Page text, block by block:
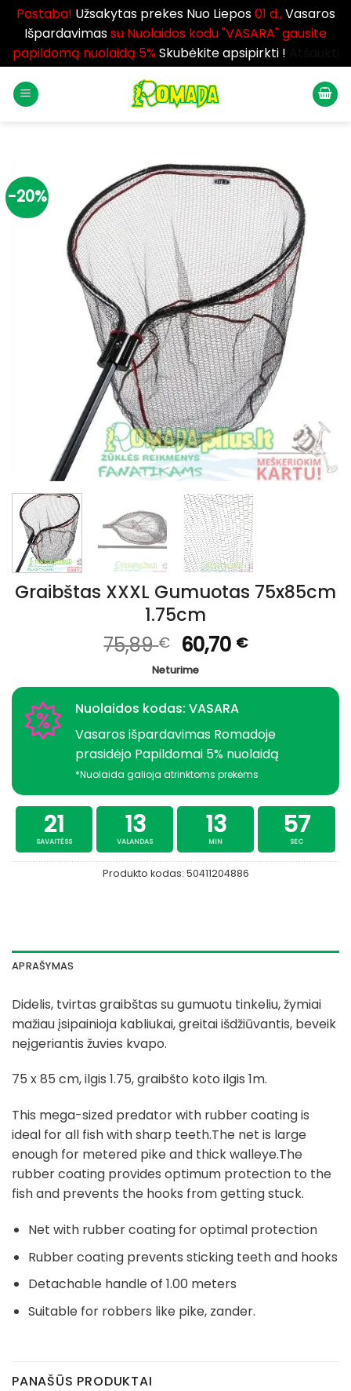
Pastaba! Užsakytas prekes Nuo Liepos01 d.,Vasaros
Išpardavimassu Nuolaidos kodu "VASARA" gausite
papildomą nuolaidą 5%Skubėkite apsipirkti !
-20%
Graibštas XXXL Gumuotas 75x85cm
1.75cm
75,89€ Original
price
was:
75,89 €.
60,70 €Current
is:
Neturime
Nuolaidos kodas: VASARA
Vasaros išpardavimas Romadoje
prasidėjo Papildomai 5% nuolaidą
*Nuolaida galioja atrinktoms prekėms
21
SAVAITĖSS
13
VALANDAS
13
MIN
56
SEC
Produkto kodas: 50411204886
APRAŠYMAS
Didelis, tvirtas graibštas su gumuotu tinkeliu, žymiai
mažiau įsipainioja kabliukai, greitai išdžiūvantis, beveik
neįgeriantis žuvies kvapo.
75 x 85 cm, ilgis 1.75, graibšto koto ilgis 1m.
This mega-sized predator with rubber coating is
ideal for all fish with sharp teeth.The net is large
enough for metered pike and thick walleye.The
rubber coating provides optimum protection to the
fish and prevents the hooks from getting stuck.
Net with rubber coating for optimal protection
Rubber coating prevents sticking teeth and hooks
Detachable handle of 1.00 meters
Suitable for robbers like pike, zander.
PANAŠŪS PRODUKTAI